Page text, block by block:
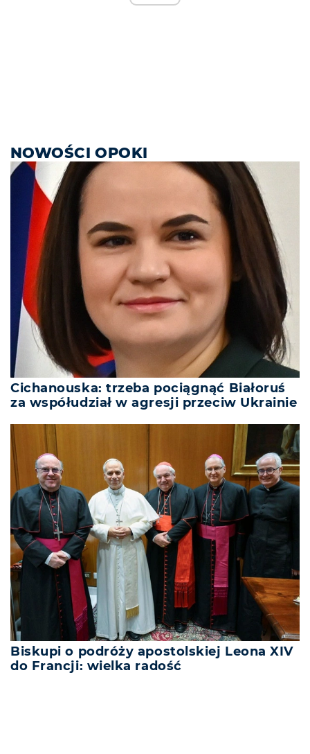
NOWOŚCI OPOKI
Cichanouska: trzeba pociągnąć Białoruś
za współudział w agresji przeciw Ukrainie
Biskupi o podróży apostolskiej Leona XIV
do Francji: wielka radość